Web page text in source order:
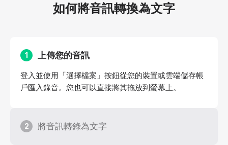
如何將音訊轉換為文字
1 上傳您的音訊
登入並使用「選擇檔案」按鈕從您的裝置或雲端儲存帳
戶匯入錄音。您也可以直接將其拖放到螢幕上。
2 將音訊轉錄為文字